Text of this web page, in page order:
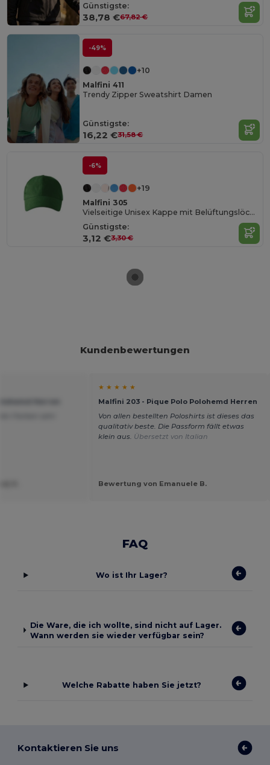
Günstigste:
38,78 €67,82 €
-49%
+10
Malfini 411
Trendy Zipper Sweatshirt Damen
Günstigste:
16,22 €31,58 €
-6%
+19
Malfini 305
Vielseitige Unisex Kappe mit Belüftungslöchern
Günstigste:
3,12 €3,30 €
Kundenbewertungen
★ ★ ★ ★ ★
Malfini 203 - Pique Polo Polohemd Herren
Von allen bestellten Poloshirts ist dieses das
qualitativ beste. Die Passform fällt etwas
klein aus. Übersetzt von Italian
Bewertung von Emanuele B.
FAQ
Wo ist Ihr Lager?
Die Ware, die ich wollte, sind nicht auf Lager.
Wann werden sie wieder verfügbar sein?
Welche Rabatte haben Sie jetzt?
Kontaktieren Sie uns